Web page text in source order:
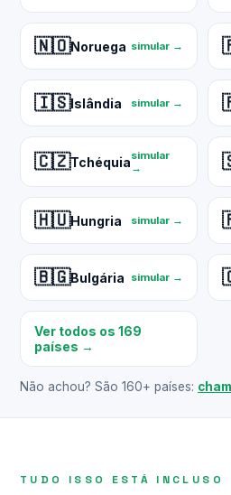
🇳🇴Noruega simular →
🇮🇸Islândia simular →
🇨🇿Tchéquiasimular
→
🇭🇺Hungria simular →
🇧🇬Bulgária simular →
Ver todos os 169
países →
Não achou? São 160+ países:
TUDO ISSO ESTÁ INCLUSO